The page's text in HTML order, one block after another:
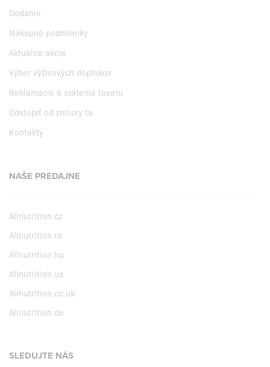
Dodanie
Nákupné podmienky
Aktuálne akcie
Výber výživových doplnkov
Reklamácie a vrátenie tovaru
Odstúpiť od zmluvy tu
Kontakty
NAŠE PREDAJNE
Allnutrition.cz
Allnutrition.ro
Allnutrition.hu
Allnutrition.ua
Allnutrition.co.uk
Allnutrition.de
SLEDUJTE NÁS